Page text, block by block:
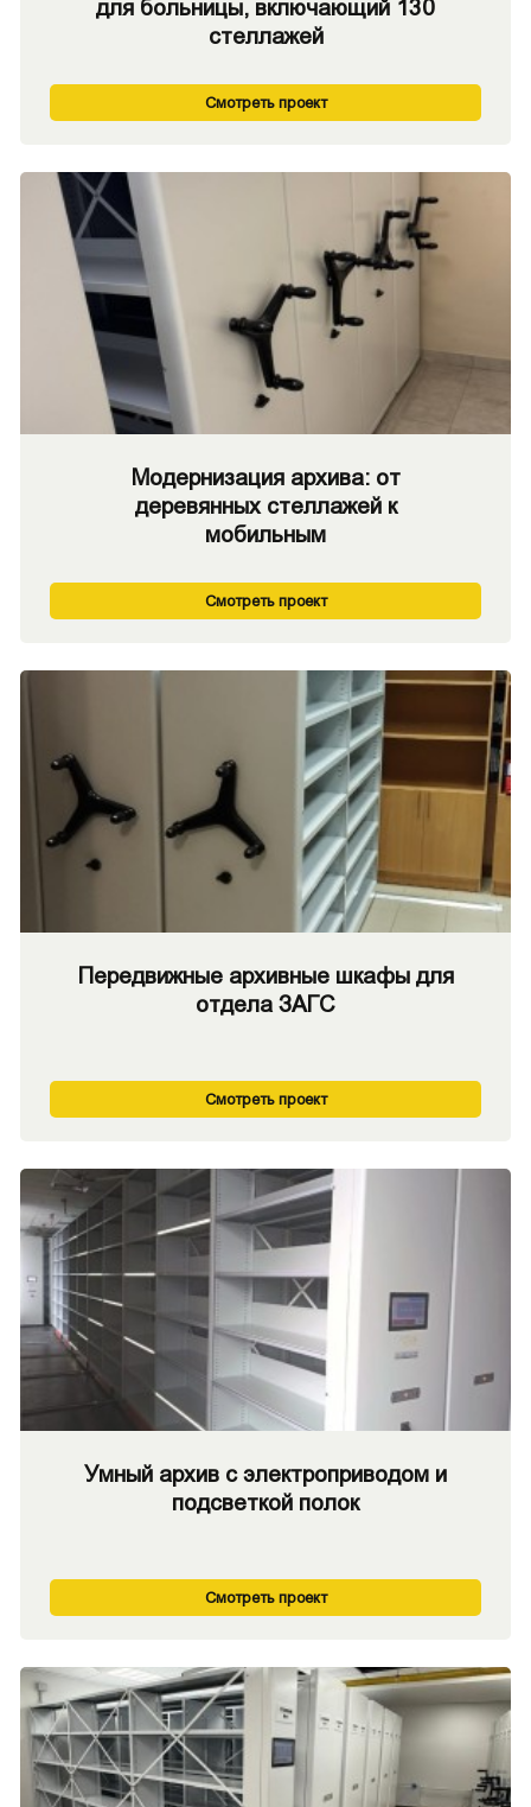
для больницы, включающий 130
стеллажей
Смотреть проект
Модернизация архива: от
деревянных стеллажей к
мобильным
Смотреть проект
Передвижные архивные шкафы для
отдела ЗАГС
Смотреть проект
Умный архив с электроприводом и
подсветкой полок
Смотреть проект